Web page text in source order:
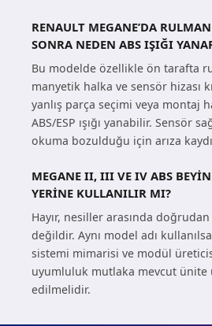
RENAULT MEGANE’DA
SONRA NEDEN ABS IŞIĞI
Bu modelde özellikle ön tarafta
manyetik halka ve sensör hizası
yanlış parça seçimi veya montaj
ABS/ESP ışığı yanabilir. Sensör
okuma bozulduğu için arıza
MEGANE II, III VE IV ABS
YERINE KULLANILIR MI?
Hayır, nesiller arasında
değildir. Aynı model adı
sistemi mimarisi ve modül
uyumluluk mutlaka mevcut ünite
edilmelidir.